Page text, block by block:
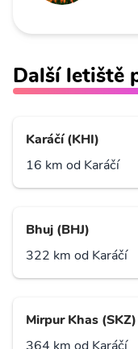
Další letiště
Karáčí (KHI)
16 km od Karáčí
Bhuj (BHJ)
322 km od Karáčí
Mirpur Khas (SKZ)